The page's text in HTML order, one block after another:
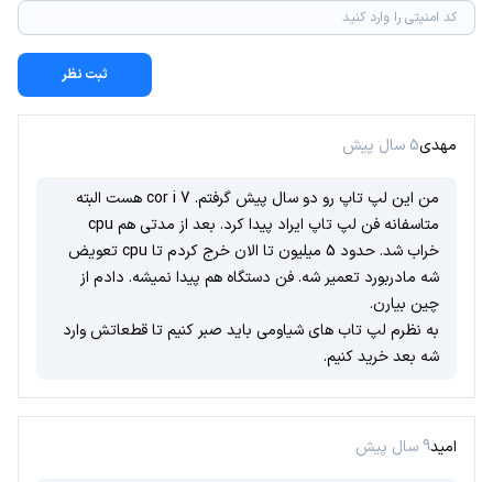
ثبت نظر
مهدی5 سال پیش
من این لپ تاپ رو دو سال پیش گرفتم. cor i 7 هست البته
متاسفانه فن لپ تاپ ایراد پیدا کرد. بعد از مدتی هم cpu
خراب شد. حدود 5 میلیون تا الان خرج کردم تا cpu تعویض
شه مادربورد تعمیر شه. فن دستگاه هم پیدا نمیشه. دادم از
چین بیارن.
به نظرم لپ تاب های شیاومی باید صبر کنیم تا قطعاتش وارد
شه بعد خرید کنیم.
امید9 سال پیش